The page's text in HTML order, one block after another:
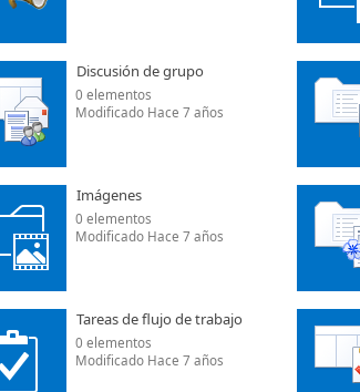
Discusión de grupo
0 elementos
Modificado Hace 7 años
Imágenes
0 elementos
Modificado Hace 7 años
Tareas de flujo de trabajo
0 elementos
Modificado Hace 7 años